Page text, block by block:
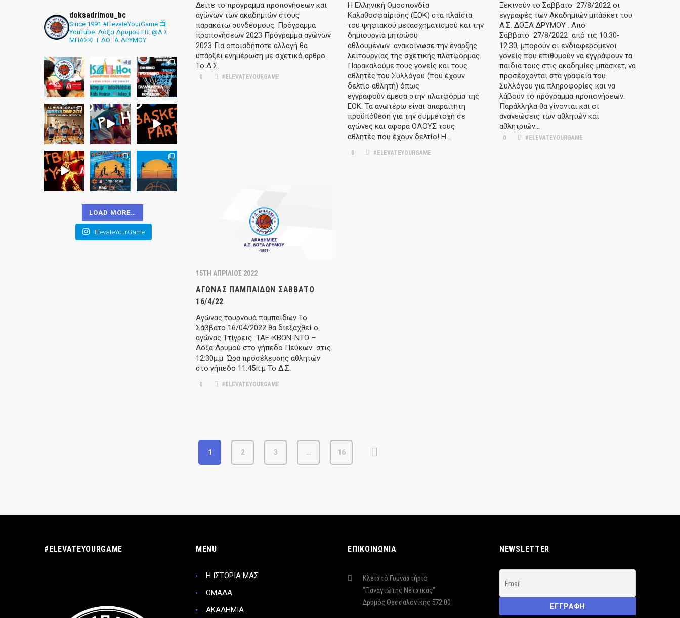
Δείτε το πρόγραμμα προπονήσεων και
αγώνων των ακαδημιών στους
παρακάτω συνδέσμους. Πρόγραμμα
προπονήσεων 2023 Πρόγραμμα αγώνων
2023 Για οποιαδήποτε αλλαγή θα
υπάρξει ενημέρωση με σχετικό άρθρο.
Το Δ.Σ.
0 #ELEVATEYOURGAME
H Ελληνική Ομοσπονδία
Καλαθοσφαίρισης (ΕΟΚ) στα πλαίσια
του ψηφιακού μετασχηματισμού και την
δημιουργία μητρώου
αθλουμένων ανακοίνωσε την έναρξης
λειτουργίας της σχετικής πλατφόρμας.
Παρακαλούμε τους γονείς και τους
αθλητές του Συλλόγου (που έχουν
δελτίο αθλητή) όπως
εγγραφούν άμεσα στην πλατφόρμα της
ΕΟΚ. Τα ανωτέρω είναι απαραίτητη
προϋπόθεση για την συμμετοχή σε
αγώνες και αφορά ΟΛΟΥΣ τους
αθλητές που έχουν δελτίο! Η…
0 #ELEVATEYOURGAME
Ξεκινούν το Σάββατο 27/8/2022 οι
εγγραφές των Ακαδημιών μπάσκετ του
Α.Σ. ΔΟΞΑ ΔΡΥΜΟΥ . Από
Σάββατο 27/8/2022 από τις 10:30-
12:30, μπορούν οι ενδιαφερόμενοι
γονείς που επιθυμούν να εγγράψουν τα
παιδιά τους στις ακαδημίες μπάσκετ, να
προσέρχονται στα γραφεία του
Συλλόγου για πληροφορίες και να
λάβουν το πρόγραμμα προπονήσεων.
Παράλληλα θα γίνονται και οι
ανανεώσεις των αθλητών και
αθλητριών...
0 #ELEVATEYOURGAME
15TH ΑΠΡΊΛΙΟΣ 2022
ΑΓΏΝΑΣ ΠΑΜΠΑΊΔΩΝ ΣΆΒΒΑΤΟ
16/4/22
Αγώνας τουρνουά παμπαίδων Το
Σάββατο 16/04/2022 θα διεξαχθεί ο
αγώνας Tτίγρεις ΤΑΕ-ΚΒΟΝ-ΝΤΟ –
Δόξα Δρυμού στο γήπεδο Πεύκων στις
12:30μ.μ Ώρα προσέλευσης αθλητών
στο γήπεδο 11:45π.μ Το Δ.Σ.
0 #ELEVATEYOURGAME
1 2 3 … 16
doksadrimou_bc
Since 1991 #ElevateYourGame 📺
YouTube: Δόξα Δρυμού FB: @Α.Σ.
ΜΠΑΣΚΕΤ ΔΟΞΑ ΔΡΥΜΟΥ
LOAD MORE…
ElevateYourGame
#ELEVATEYOURGAME MENU
Η ΙΣΤΟΡΙΑ ΜΑΣ
ΟΜΑΔΑ
ΑΚΑΔΗΜΙΑ
ΕΠΙΚΟΙΝΩΝΙΑ
Κλειστό Γυμναστήριο
"Παναγιώτης Νέτσικας"
Δρυμός Θεσσαλονίκης 572 00
NEWSLETTER